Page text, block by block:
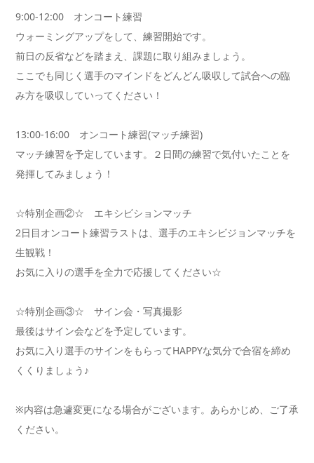
9:00-12:00 オンコート練習
ウォーミングアップをして、練習開始です。
前日の反省などを踏まえ、課題に取り組みましょう。
ここでも同じく選手のマインドをどんどん吸収して試合への臨
み方を吸収していってください！
13:00-16:00 オンコート練習(マッチ練習)
マッチ練習を予定しています。２日間の練習で気付いたことを
発揮してみましょう！
☆特別企画②☆ エキシビションマッチ
2日目オンコート練習ラストは、選手のエキシビジョンマッチを
生観戦！
お気に入りの選手を全力で応援してください☆
☆特別企画③☆ サイン会・写真撮影
最後はサイン会などを予定しています。
お気に入り選手のサインをもらってHAPPYな気分で合宿を締め
くくりましょう♪
※内容は急遽変更になる場合がございます。あらかじめ、ご了承
ください。